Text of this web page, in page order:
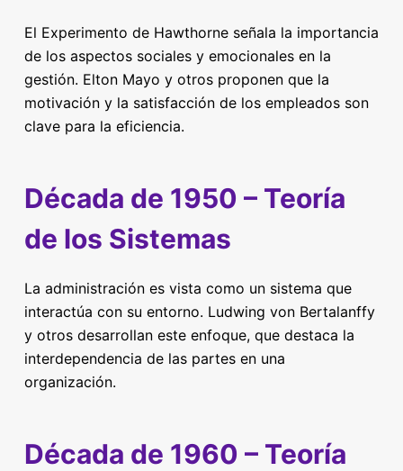
El Experimento de Hawthorne señala la importancia
de los aspectos sociales y emocionales en la
gestión. Elton Mayo y otros proponen que la
motivación y la satisfacción de los empleados son
clave para la eficiencia.
Década de 1950 – Teoría
de los Sistemas
La administración es vista como un sistema que
interactúa con su entorno. Ludwing von Bertalanffy
y otros desarrollan este enfoque, que destaca la
interdependencia de las partes en una
organización.
Década de 1960 – Teoría